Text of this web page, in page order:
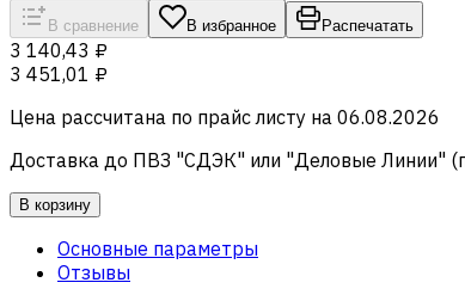
В сравнение В избранное Распечатать
3 140,43 ₽
3 451,01 ₽
Цена рассчитана по прайс листу на 06.08.2026
Доставка до ПВЗ "СДЭК" или "Деловые Линии"
В корзину
Основные параметры
Отзывы